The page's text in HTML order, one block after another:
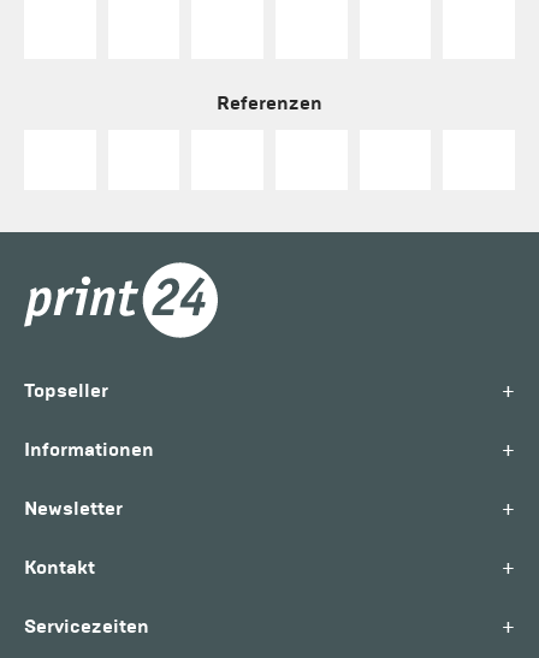
Referenzen
Topseller +
Informationen +
Newsletter +
Kontakt +
Servicezeiten +